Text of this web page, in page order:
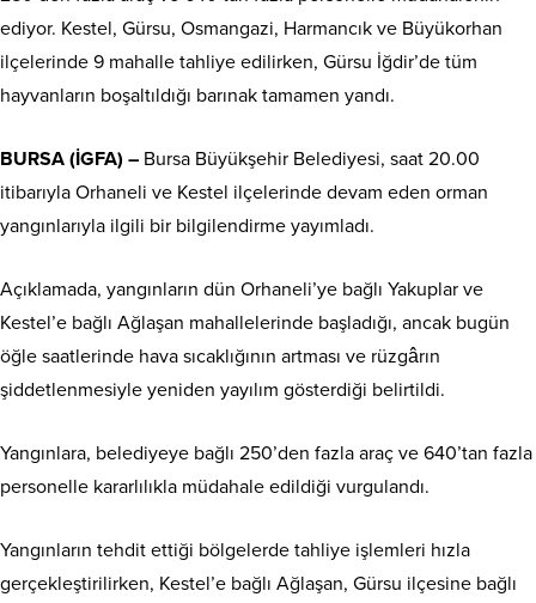
ediyor. Kestel, Gürsu, Osmangazi, Harmancık ve Büyükorhan
ilçelerinde 9 mahalle tahliye edilirken, Gürsu İğdir’de tüm
hayvanların boşaltıldığı barınak tamamen yandı.
BURSA (İGFA) – Bursa Büyükşehir Belediyesi, saat 20.00
itibarıyla Orhaneli ve Kestel ilçelerinde devam eden orman
yangınlarıyla ilgili bir bilgilendirme yayımladı.
Açıklamada, yangınların dün Orhaneli’ye bağlı Yakuplar ve
Kestel’e bağlı Ağlaşan mahallelerinde başladığı, ancak bugün
öğle saatlerinde hava sıcaklığının artması ve rüzgârın
şiddetlenmesiyle yeniden yayılım gösterdiği belirtildi.
Yangınlara, belediyeye bağlı 250’den fazla araç ve 640’tan fazla
personelle kararlılıkla müdahale edildiği vurgulandı.
Yangınların tehdit ettiği bölgelerde tahliye işlemleri hızla
gerçekleştirilirken, Kestel’e bağlı Ağlaşan, Gürsu ilçesine bağlı